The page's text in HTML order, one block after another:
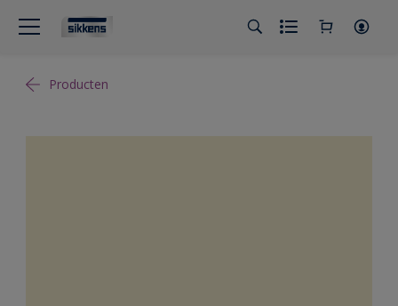
Producten